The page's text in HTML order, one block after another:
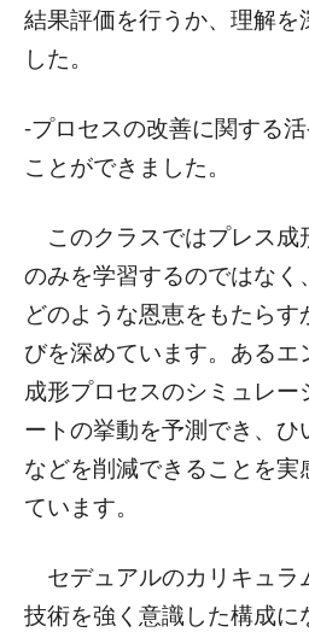
結果評価を行うか、理解を
した。
-プロセスの改善に関する
ことができました。
このクラスではプレス成
のみを学習するのではな
どのような恩恵をもたら
びを深めています。あるエ
成形プロセスのシミュレ
ートの挙動を予測でき、ひ
などを削減できることを実
ています。
セデュアルのカリキュラ
技術を強く意識した構成に